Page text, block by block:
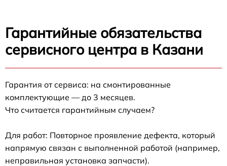
Гарантийные обязательства
сервисного центра в Казани
Гарантия от сервиса: на смонтированные
комплектующие — до 3 месяцев.
Что считается гарантийным случаем?
Для работ: Повторное проявление дефекта, который
напрямую связан с выполненной работой (например,
неправильная установка запчасти).